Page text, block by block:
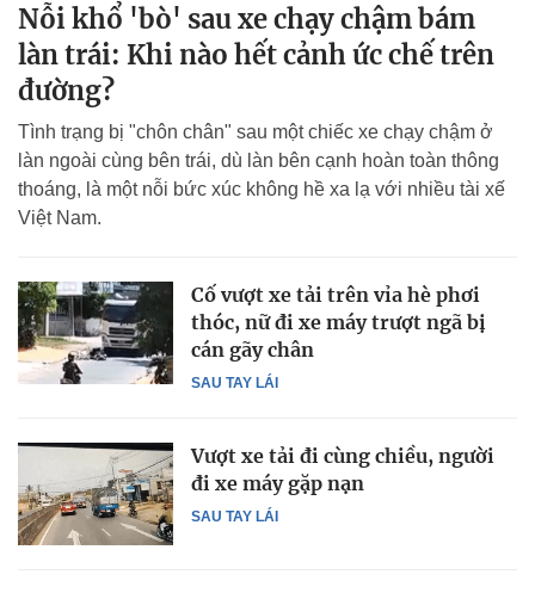
Nỗi khổ 'bò' sau xe chạy chậm bám
làn trái: Khi nào hết cảnh ức chế trên
đường?
Tình trạng bị "chôn chân" sau một chiếc xe chạy chậm ở
làn ngoài cùng bên trái, dù làn bên cạnh hoàn toàn thông
thoáng, là một nỗi bức xúc không hề xa lạ với nhiều tài xế
Việt Nam.
SAU TAY LÁI
Cố vượt xe tải trên vỉa hè phơi
thóc, nữ đi xe máy trượt ngã bị
cán gãy chân
SAU TAY LÁI
Vượt xe tải đi cùng chiều, người
đi xe máy gặp nạn